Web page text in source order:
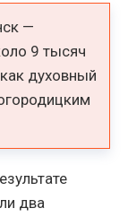
—
9 тысяч
духовный
два